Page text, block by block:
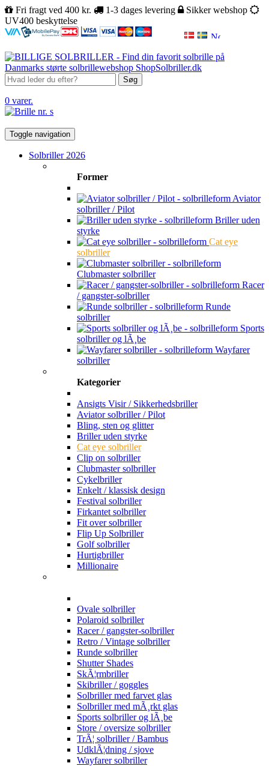
Fri fragt ved 400 kr. 1-3 dages levering
Sikker webshop
UV400 beskyttelse
Søg
0 varer.
Toggle navigation
Solbriller 2026
Former
Aviator
solbriller / Pilot
Briller uden
styrke
Cat eye
solbriller
Clubmaster solbriller
Racer
/ gangster-solbriller
Runde
solbriller
Sports
solbriller og lÃ¸be
Wayfarer
solbriller
Kategorier
Ansigts Visir / Sikkerhedsbriller
Aviator solbriller / Pilot
Bling, sten og glitter
Briller uden styrke
Cat eye solbriller
Clip on solbriller
Clubmaster solbriller
Cykelbriller
Enkelt / klassisk design
Festival solbriller
Firkantet solbriller
Fit over solbriller
Flip Up Solbriller
Golf solbriller
Hurtigbriller
Millionaire
Ovale solbriller
Polaroid solbriller
Racer / gangster-solbriller
Retro / Vintage solbriller
Runde solbriller
Shutter Shades
SkÃ¦rmbriller
Skibriller / goggles
Solbriller med farvet glas
Solbriller med mÃ¸rkt glas
Sports solbriller og lÃ¸be
Store / oversize solbriller
TrÃ¦ solbriller / Bambus
UdklÃ¦dning / sjove
Wayfarer solbriller